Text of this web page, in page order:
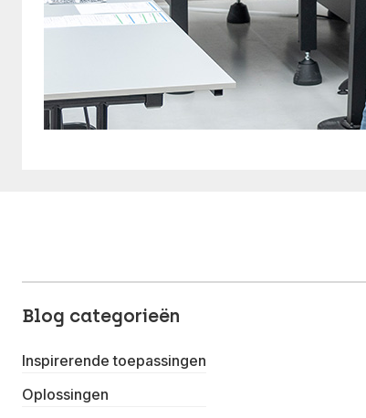
Blog categorieën
Inspirerende toepassingen
Oplossingen